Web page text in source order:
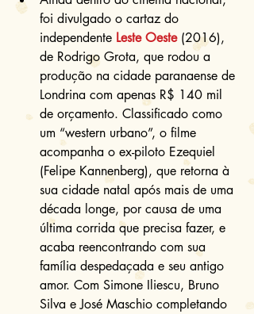
foi divulgado o cartaz do
independente Leste Oeste (2016),
de Rodrigo Grota, que rodou a
produção na cidade paranaense de
Londrina com apenas R$ 140 mil
de orçamento. Classificado como
um “western urbano”, o filme
acompanha o ex-piloto Ezequiel
(Felipe Kannenberg), que retorna à
sua cidade natal após mais de uma
década longe, por causa de uma
última corrida que precisa fazer, e
acaba reencontrando com sua
família despedaçada e seu antigo
amor. Com Simone Iliescu, Bruno
Silva e José Maschio completando